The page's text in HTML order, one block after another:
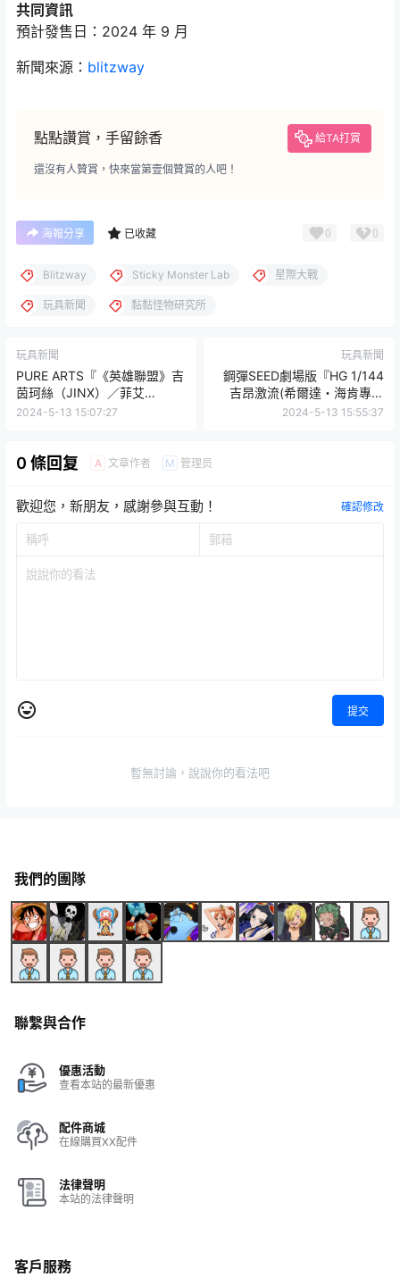
共同資訊
預計發售日：2024 年 9 月
新聞來源： blitzway
點點讚賞，手留餘香 給TA打賞
還沒有人贊賞，快來當第壹個贊賞的人吧！
海報分享 已收藏 0 0
Blitzway Sticky Monster Lab 星際大戰
玩具新聞 黏黏怪物研究所
玩具新聞
PURE ARTS『《英雄聯盟》吉
茵珂絲（JINX）／菲艾
（VI）』1/6 比例收藏雕像組
2024-5-13 15:07:27
玩具新聞
鋼彈SEED劇場版『HG 1/144
吉昂激流(希爾達・海肯專用
機)』新規成形色再現特徵藍色
2024-5-13 15:55:37
0 條回复 A 文章作者 M 管理员
歡迎您，新朋友，感謝參與互動！ 確認修改
提交
暫無討論，說說你的看法吧
我們的團隊
聯繫與合作
優惠活動
查看本站的最新優惠
配件商城
在線購買XX配件
法律聲明
本站的法律聲明
客戶服務